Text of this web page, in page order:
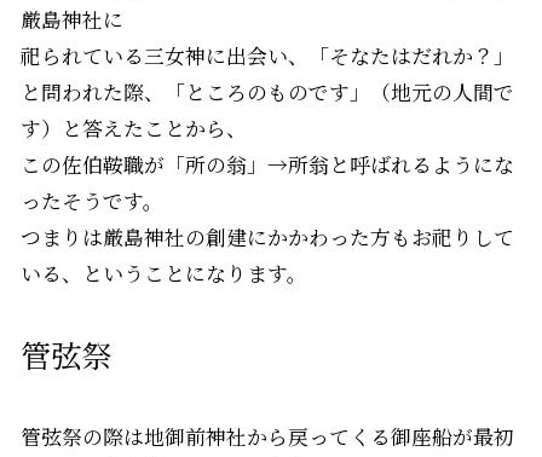
厳島神社に
祀られている三女神に出会い、「そなたはだれか？」
と問われた際、「ところのものです」（地元の人間で
す）と答えたことから、
この佐伯鞍職が「所の翁」→所翁と呼ばれるようにな
ったそうです。
つまりは厳島神社の創建にかかわった方もお祀りして
いる、ということになります。
管弦祭
管弦祭の際は地御前神社から戻ってくる御座船が最初